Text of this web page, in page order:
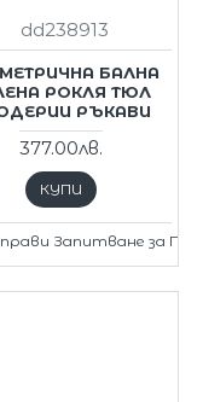
dd238913
БАЛНА
РОКЛЯ ТЮЛ
РЪКАВИ
377.00лв.
КУПИ
Запитване за